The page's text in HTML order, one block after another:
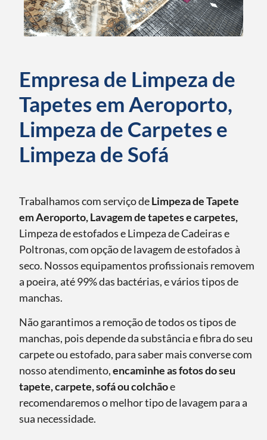
Empresa de Limpeza de
Tapetes em Aeroporto,
Limpeza de Carpetes e
Limpeza de Sofá
Trabalhamos com serviço deLimpeza de Tapete
em Aeroporto, Lavagem de tapetes e carpetes,
Limpeza de estofados e Limpeza de Cadeiras e
Poltronas, com opção de lavagem de estofados à
seco. Nossos equipamentos profissionais removem
a poeira, até 99% das bactérias, e vários tipos de
manchas.
Não garantimos a remoção de todos os tipos de
manchas, pois depende da substância e fibra do seu
carpete ou estofado, para saber mais converse com
nosso atendimento,encaminhe as fotos do seu
tapete, carpete, sofá ou colchãoe
recomendaremos o melhor tipo de lavagem para a
sua necessidade.